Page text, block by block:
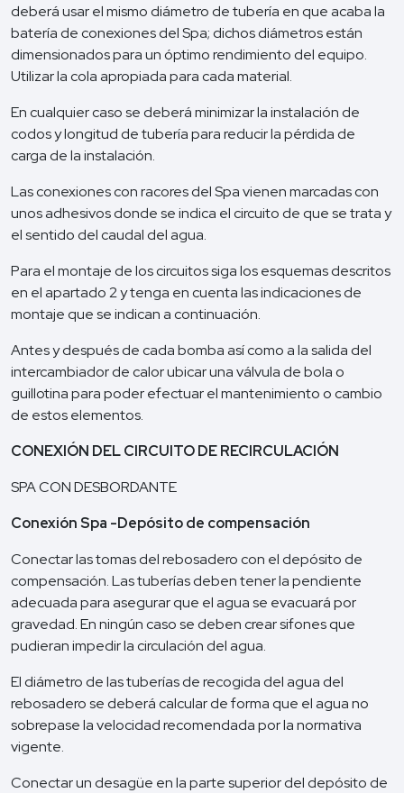
deberá usar el mismo diámetro de tubería en que acaba la
batería de conexiones del Spa; dichos diámetros están
dimensionados para un óptimo rendimiento del equipo.
Utilizar la cola apropiada para cada material.
En cualquier caso se deberá minimizar la instalación de
codos y longitud de tubería para reducir la pérdida de
carga de la instalación.
Las conexiones con racores del Spa vienen marcadas con
unos adhesivos donde se indica el circuito de que se trata y
el sentido del caudal del agua.
Para el montaje de los circuitos siga los esquemas descritos
en el apartado 2 y tenga en cuenta las indicaciones de
montaje que se indican a continuación.
Antes y después de cada bomba así como a la salida del
intercambiador de calor ubicar una válvula de bola o
guillotina para poder efectuar el mantenimiento o cambio
de estos elementos.
CONEXIÓN DEL CIRCUITO DE RECIRCULACIÓN
SPA CON DESBORDANTE
Conexión Spa -Depósito de compensación
Conectar las tomas del rebosadero con el depósito de
compensación. Las tuberías deben tener la pendiente
adecuada para asegurar que el agua se evacuará por
gravedad. En ningún caso se deben crear sifones que
pudieran impedir la circulación del agua.
El diámetro de las tuberías de recogida del agua del
rebosadero se deberá calcular de forma que el agua no
sobrepase la velocidad recomendada por la normativa
vigente.
Conectar un desagüe en la parte superior del depósito de